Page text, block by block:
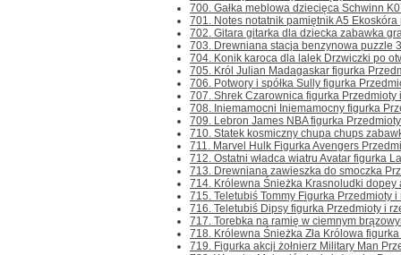
700. Gałka meblowa dziecięca Schwinn
701. Notes notatnik pamiętnik A5 Ekoskóra
702. Gitara gitarka dla dziecka zabawka
703. Drewniana stacja benzynowa puzzle
704. Konik karoca dla lalek Drzwiczki po
705. Król Julian Madagaskar figurka
706. Potwory i spółka Sully figurka
707. Shrek Czarownica figurka Przedmioty
708. Iniemamocni Iniemamocny figurka
709. Lebron James NBA figurka
710. Statek kosmiczny chupa chups
711. Marvel Hulk Figurka Avengers
712. Ostatni władca wiatru Avatar figurka
713. Drewniana zawieszka do smoczka
714. Królewna Śnieżka Krasnoludki dopey
715. Teletubiś Tommy Figurka Przedmioty
716. Teletubiś Dipsy figurka Przedmioty i
717. Torebka na ramię w ciemnym
718. Królewna Śnieżka Zła Królowa
719. Figurka akcji żołnierz Military Man